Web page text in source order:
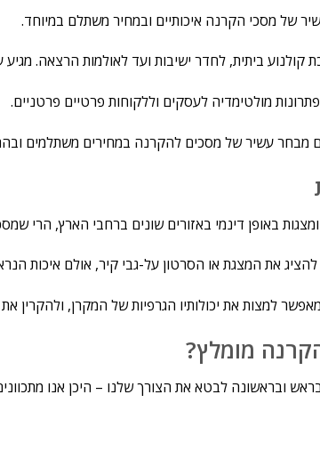
של מסכי הקרנה איכותיים ובמחיר משתלם במיוחד.
ביתית, לחדר ישיבות ועד לאולמות הרצאה.
מבחר עשיר של מסכים להקרנה במחירים משתלמים
באופן דינמי באזורים שונים ברחבי הארץ, הרי
להציג את המצגת או הסרטון על-גבי קיר, אולם איכות
למצות את יכולותיו הגרפיות של המקרן, ולהקרין
מומלץ?
ובראשונה לבטא את הצורך שלנו – היכן אנו